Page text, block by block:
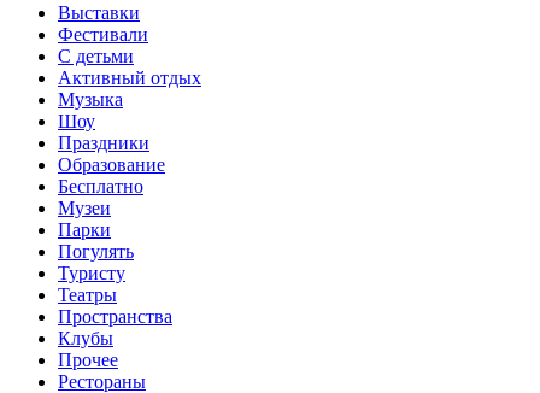
Выставки
Фестивали
С детьми
Активный отдых
Музыка
Шоу
Праздники
Образование
Бесплатно
Музеи
Парки
Погулять
Туристу
Театры
Пространства
Клубы
Прочее
Рестораны